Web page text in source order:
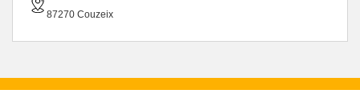
87270 Couzeix